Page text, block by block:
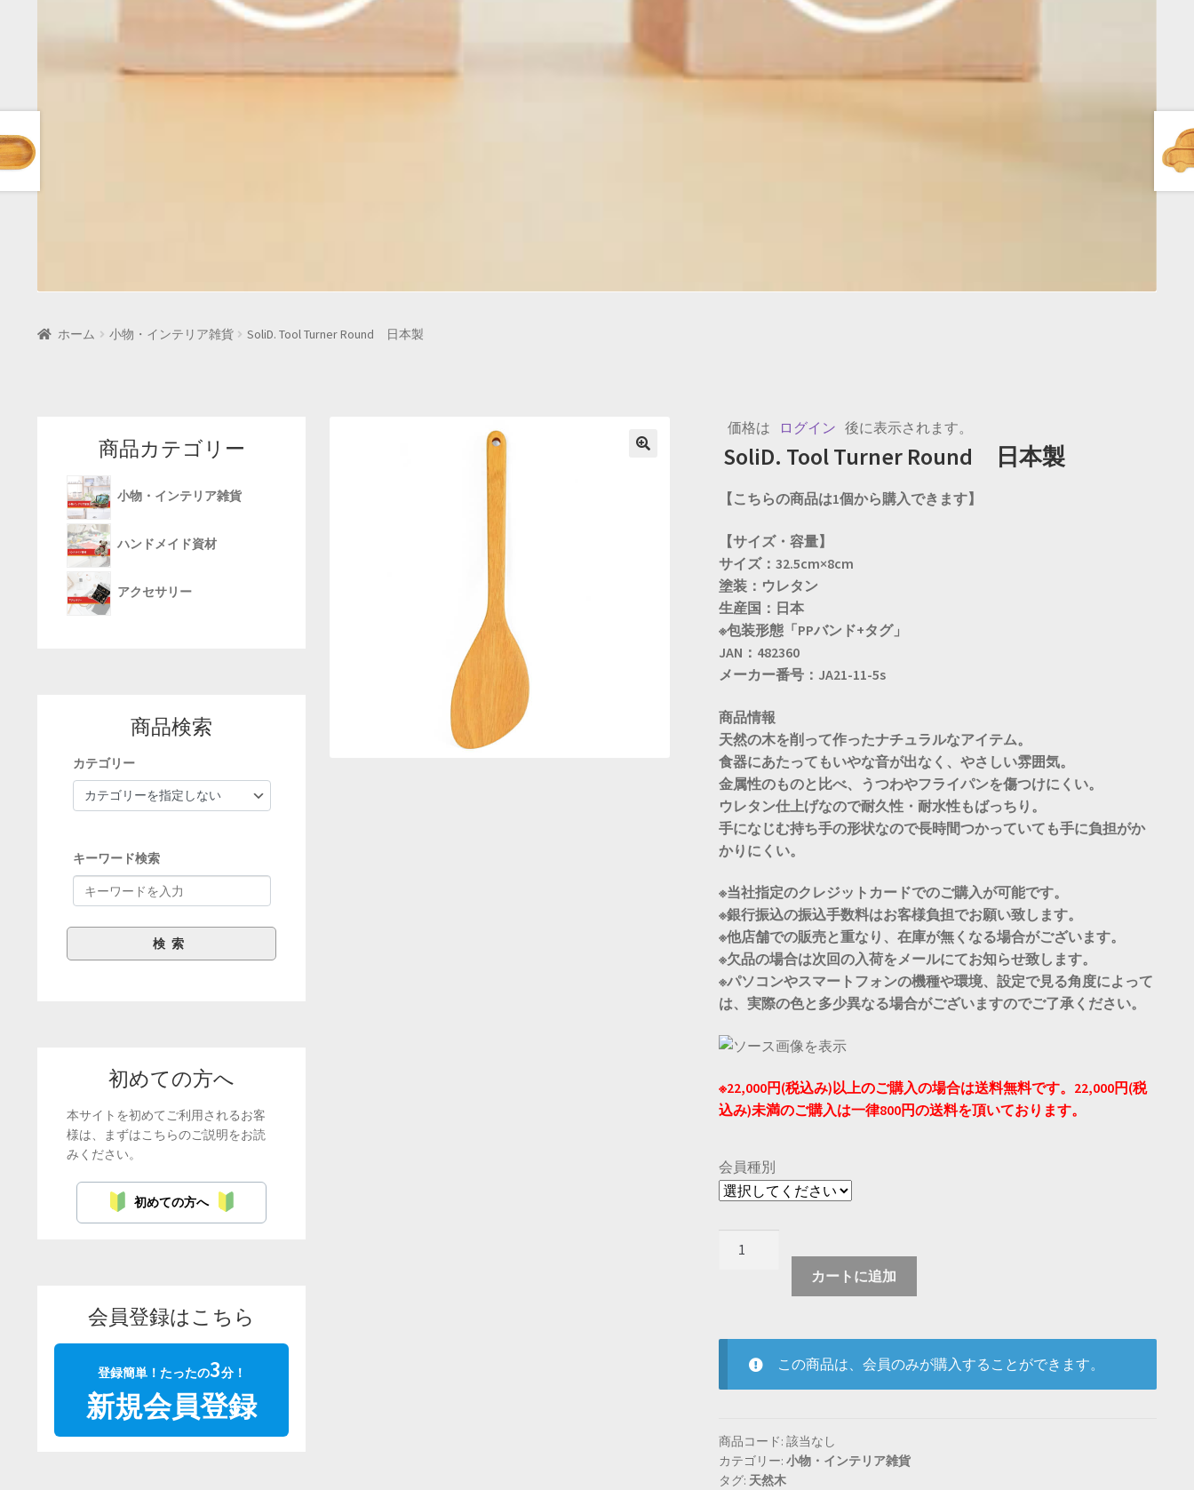
ホーム 小物・インテリア雑貨 SoliD. Tool Turner Round 日本製
価格は ログイン 後に表示されます。
SoliD. Tool Turner Round 日本製
【こちらの商品は1個から購入できます】
【サイズ・容量】
サイズ：32.5cm×8cm
塗装：ウレタン
生産国：日本
※包装形態「PPバンド+タグ」
JAN：482360
メーカー番号：JA21-11-5s
商品情報
天然の木を削って作ったナチュラルなアイテム。
食器にあたってもいやな音が出なく、やさしい雰囲気。
金属性のものと比べ、うつわやフライパンを傷つけにくい。
ウレタン仕上げなので耐久性・耐水性もばっちり。
手になじむ持ち手の形状なので長時間つかっていても手に負担がか
かりにくい。
※当社指定のクレジットカードでのご購入が可能です。
※銀行振込の振込手数料はお客様負担でお願い致します。
※他店舗での販売と重なり、在庫が無くなる場合がございます。
※欠品の場合は次回の入荷をメールにてお知らせ致します。
※パソコンやスマートフォンの機種や環境、設定で見る角度によって
は、実際の色と多少異なる場合がございますのでご了承ください。
※22,000円(税込み)以上のご購入の場合は送料無料です。22,000円(税
込み)未満のご購入は一律800円の送料を頂いております。
会員種別
個
カートに追加
この商品は、会員のみが購入することができます。
商品コード: 該当なし
カテゴリー: 小物・インテリア雑貨
タグ: 天然木
商品カテゴリー
小物・インテリア雑貨
ハンドメイド資材
アクセサリー
商品検索
カテゴリー
キーワード検索
初めての方へ
本サイトを初めてご利用されるお客
様は、まずはこちらのご説明をお読
みください。
初めての方へ
会員登録はこちら
登録簡単！たったの3分！
新規会員登録